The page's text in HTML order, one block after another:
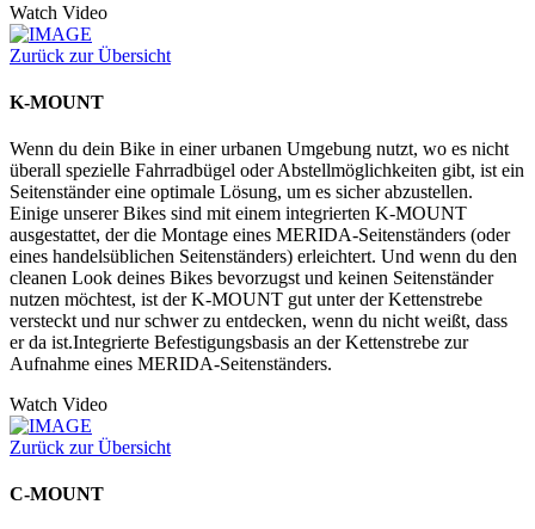
Watch Video
Zurück zur Übersicht
K-MOUNT
Wenn du dein Bike in einer urbanen Umgebung nutzt, wo es nicht
überall spezielle Fahrradbügel oder Abstellmöglichkeiten gibt, ist ein
Seitenständer eine optimale Lösung, um es sicher abzustellen.
Einige unserer Bikes sind mit einem integrierten K-MOUNT
ausgestattet, der die Montage eines MERIDA-Seitenständers (oder
eines handelsüblichen Seitenständers) erleichtert. Und wenn du den
cleanen Look deines Bikes bevorzugst und keinen Seitenständer
nutzen möchtest, ist der K-MOUNT gut unter der Kettenstrebe
versteckt und nur schwer zu entdecken, wenn du nicht weißt, dass
er da ist.Integrierte Befestigungsbasis an der Kettenstrebe zur
Aufnahme eines MERIDA-Seitenständers.
Watch Video
Zurück zur Übersicht
C-MOUNT